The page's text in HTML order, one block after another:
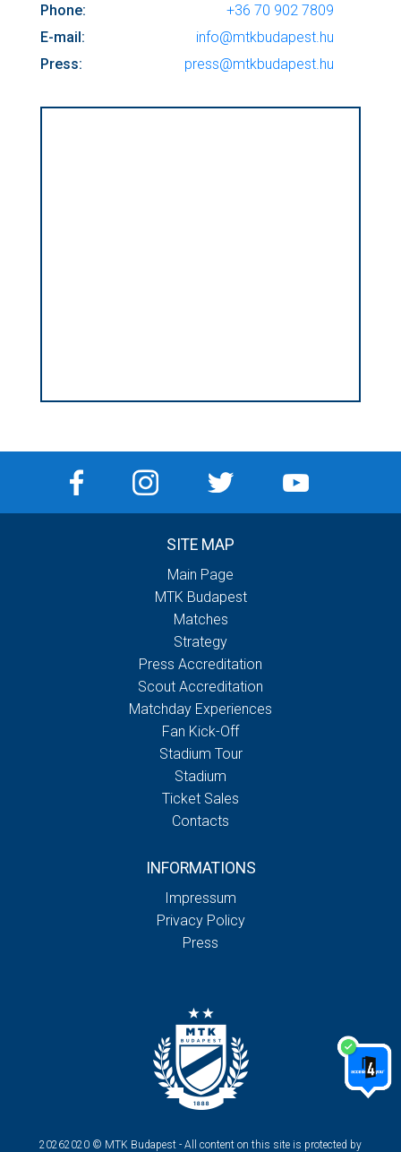
Phone:
+36 70 902 7809
E-mail:
info@mtkbudapest.hu
Press:
press@mtkbudapest.hu
SITE MAP
Main Page
MTK Budapest
Matches
Strategy
Press Accreditation
Scout Accreditation
Matchday Experiences
Fan Kick-Off
Stadium Tour
Stadium
Ticket Sales
Contacts
INFORMATIONS
Impressum
Privacy Policy
Press
20262020 © MTK Budapest - All content on this site is protected by